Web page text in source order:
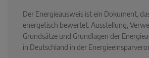
Der Energieausweis ist ein Dokument,
energetisch bewertet. Ausstellung,
Grundsätze und Grundlagen der
in Deutschland in der